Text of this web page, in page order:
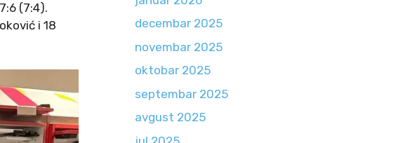
(7:4).
i 18
decembar 2025
novembar 2025
oktobar 2025
septembar 2025
avgust 2025